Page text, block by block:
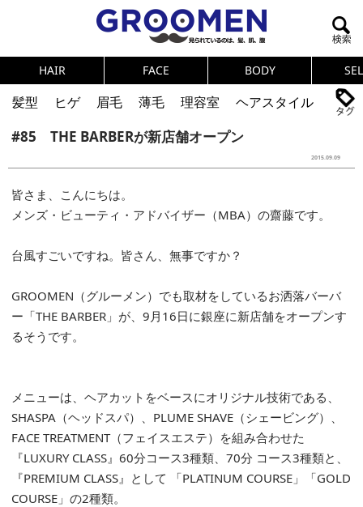
HAIR FACE BODY
髪型 ヒゲ 眉毛 薄毛 理容室
ヘアスタイル
ヘアカタログ
体臭 ニオイ
連載
メンズコスメ
NEWS PICK UP 筋肉
女の本音
テストステロン
海外セレブ 眉毛
メタボ
ダイエット
理容室
#85 THE BARBERが新店舗オープン
2015.09.09
皆さま、こんにちは。
メンズ・ビューティ・アドバイザー（MBA）の齋藤です。
台風すごいですね。皆さん、無事ですか？
GROOMEN（グルーメン）でも取材をしているお洒落バーバ
ー「THE BARBER」が、9月16日に銀座に新店舗をオープンす
るそうです。
メニューは、ヘアカットをベースにオリジナル技術である、
SHASPA（ヘッドスパ）、PLUME SHAVE（シェービング）、
FACE TREATMENT（フェイスエステ）を組み合わせた
『LUXURY CLASS』60分コース3種類、70分 コース3種類と、
『PREMIUM CLASS』として 「PLATINUM COURSE」「GOLD
COURSE」の2種類。